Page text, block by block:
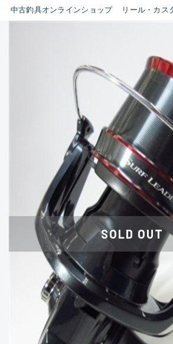
中古釣具オンラインショップ リール・カス
イシグロフレスポ鈴鹿店
イシグロ西春店
イシグロカインズモール
イシグロ中川かの里店
イシグロ静岡中吉田店
イシグロ名東引山店
イシグロ豊田店
イシグロ豊橋向山店
イシグロ岐阜店
イシグロ高林店
イシグロ西尾店
イシグロ三河安城店
イシグロ岡崎大樹寺店
イシグロ半田店
悪
使用感や傷
古品
かなり使用
に目立つ傷
著しく状
きるもの
※ルアー、エギ
ランク表記はご
ご確認ください。
SOLD OUT